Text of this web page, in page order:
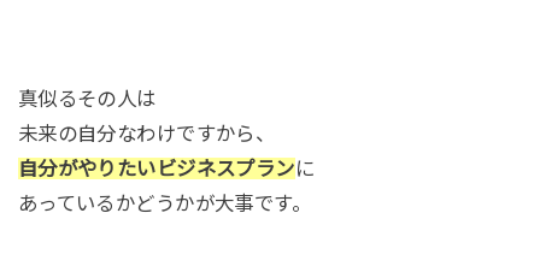
真似るその人は
未来の自分なわけですから、
自分がやりたいビジネスプランに
あっているかどうかが大事です。